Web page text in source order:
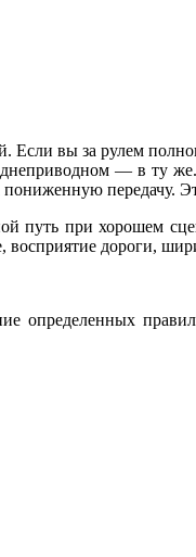
вы за рулем
— в ту же.
передачу.
путь при хорошем
дороги,
определенных